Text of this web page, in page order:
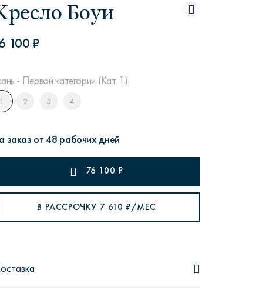
Аптаун
Боуи
100 ₽
- Первой категории (Кат. 1)
1 2 3 4
заказ от 48 рабочих дней
76 100 ₽
В РАССРОЧКУ 7 610 ₽/МЕС